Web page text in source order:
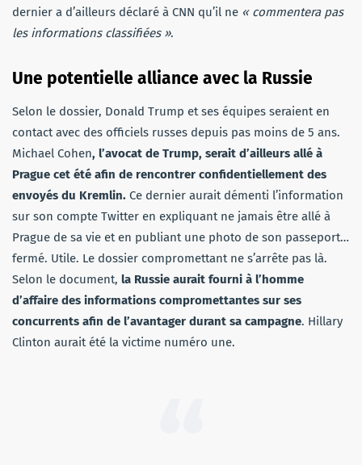
dernier a d’ailleurs déclaré à CNN qu’il ne « commentera pas
les informations classifiées ».
Une potentielle alliance avec la Russie
Selon le dossier, Donald Trump et ses équipes seraient en
contact avec des officiels russes depuis pas moins de 5 ans.
Michael Cohen, l’avocat de Trump, serait d’ailleurs allé à
Prague cet été afin de rencontrer confidentiellement des
envoyés du Kremlin. Ce dernier aurait démenti l’information
sur son compte Twitter en expliquant ne jamais être allé à
Prague de sa vie et en publiant une photo de son passeport…
fermé. Utile. Le dossier compromettant ne s’arrête pas là.
Selon le document, la Russie aurait fourni à l’homme
d’affaire des informations compromettantes sur ses
concurrents afin de l’avantager durant sa campagne. Hillary
Clinton aurait été la victime numéro une.